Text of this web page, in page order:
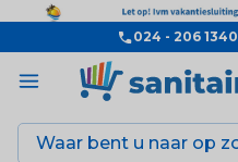
024 - 206 1340